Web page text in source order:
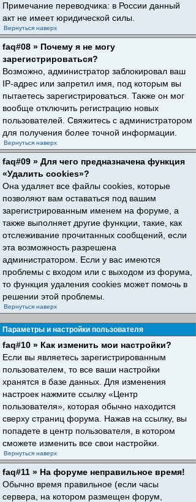
Примечание переводчика: в России данный
акт не имеет юридической силы.
Вернуться наверх
faq#08 » Почему я не могу
зарегистрироваться?
Возможно, администратор заблокировал ваш
IP-адрес или запретил имя, под которым вы
пытаетесь зарегистрироваться. Также он мог
вообще отключить регистрацию новых
пользователей. Свяжитесь с администратором
для получения более точной информации.
Вернуться наверх
faq#09 » Для чего предназначена функция
«Удалить cookies»?
Она удаляет все файлы cookies, которые
позволяют вам оставаться под вашим
зарегистрированным именем на форуме, а
также выполняет другие функции, такие, как
отслеживание прочитанных сообщений, если
эта возможность разрешена
администратором. Если у вас имеются
проблемы с входом или с выходом из форума,
то функция удаления cookies может помочь в
решении этой проблемы.
Вернуться наверх
Параметры и настройки пользователя
faq#10 » Как изменить мои настройки?
Если вы являетесь зарегистрированным
пользователем, то все ваши настройки
хранятся в базе данных. Для изменения
настроек нажмите ссылку «Центр
пользователя», которая обычно находится
сверху страниц форума. Нажав на ссылку, вы
попадете в центр пользователя, в котором
сможете изменить все свои настройки.
Вернуться наверх
faq#11 » На форуме неправильное время!
Обычно время правильное (если часы
сервера, на котором размещен форум,